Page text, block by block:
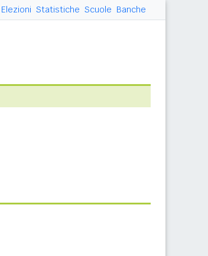
Elezioni Statistiche Scuole Banche